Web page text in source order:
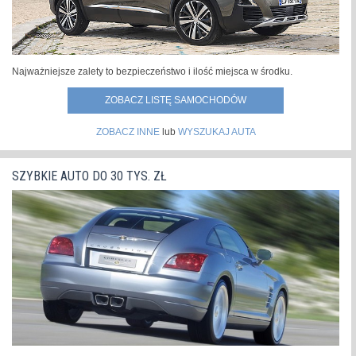
Najważniejsze zalety to bezpieczeństwo i ilość miejsca w środku.
ZOBACZ LISTĘ SAMOCHODÓW
ZOBACZ INNElub WYSZUKAJ AUTA
SZYBKIE AUTO DO 30 TYS. ZŁ